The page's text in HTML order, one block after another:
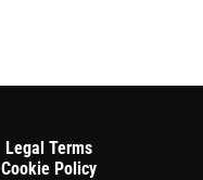
Legal Terms
Cookie Policy